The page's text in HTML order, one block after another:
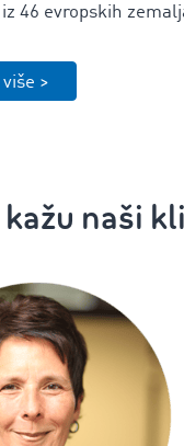
46 evropskih
>
naši